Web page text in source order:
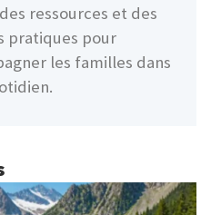
ressources et des
pratiques pour
les familles dans